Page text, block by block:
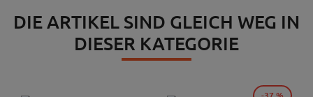
DIE ARTIKEL SIND GLEICH WEG IN
DIESER KATEGORIE